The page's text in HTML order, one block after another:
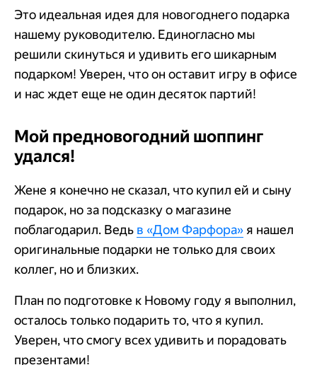
Это идеальная идея для новогоднего подарка
нашему руководителю. Единогласно мы
решили скинуться и удивить его шикарным
подарком! Уверен, что он оставит игру в офисе
и нас ждет еще не один десяток партий!
Мой предновогодний шоппинг
удался!
Жене я конечно не сказал, что купил ей и сыну
подарок, но за подсказку о магазине
поблагодарил. Ведь в «Дом Фарфора» я нашел
оригинальные подарки не только для своих
коллег, но и близких.
План по подготовке к Новому году я выполнил,
осталось только подарить то, что я купил.
Уверен, что смогу всех удивить и порадовать
презентами!